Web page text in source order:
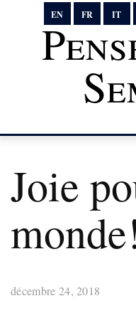
EN FR IT
Joie
décembre 24, 2018